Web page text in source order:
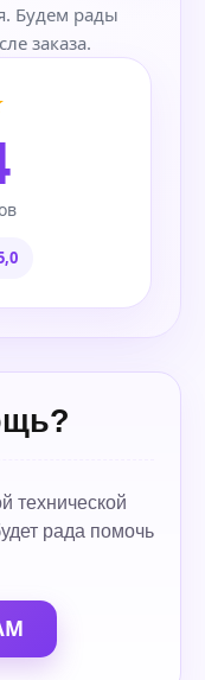
Будем рады
заказа.
технической
рада помочь